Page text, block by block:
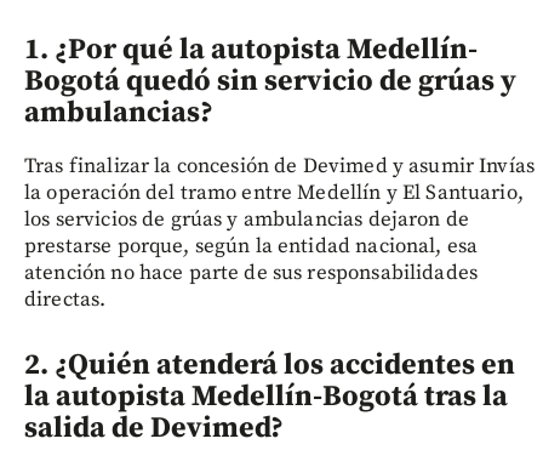
1. ¿Por qué la autopista Medellín-
Bogotá quedó sin servicio de grúas y
ambulancias?
Tras finalizar la concesión de Devimed y asumir Invías
la operación del tramo entre Medellín y El Santuario,
los servicios de grúas y ambulancias dejaron de
prestarse porque, según la entidad nacional, esa
atención no hace parte de sus responsabilidades
directas.
2. ¿Quién atenderá los accidentes en
la autopista Medellín-Bogotá tras la
salida de Devimed?